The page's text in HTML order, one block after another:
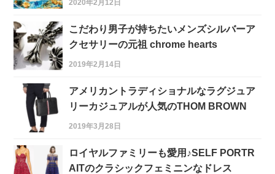
2020年2月12日
こだわり男子が持ちたいメンズシルバーア
クセサリーの元祖 chrome hearts
2019年2月14日
アメリカントラディショナルなラグジュア
リーカジュアルが人気のTHOM BROWN
2019年3月28日
ロイヤルファミリーも愛用♪SELF PORTR
AITのクラシックフェミニンなドレス